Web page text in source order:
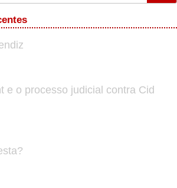
e o processo judicial contra Cid